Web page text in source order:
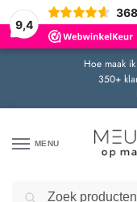
9,4
368
Hoe maak
350+
MENU
Door de bouwvakperiode